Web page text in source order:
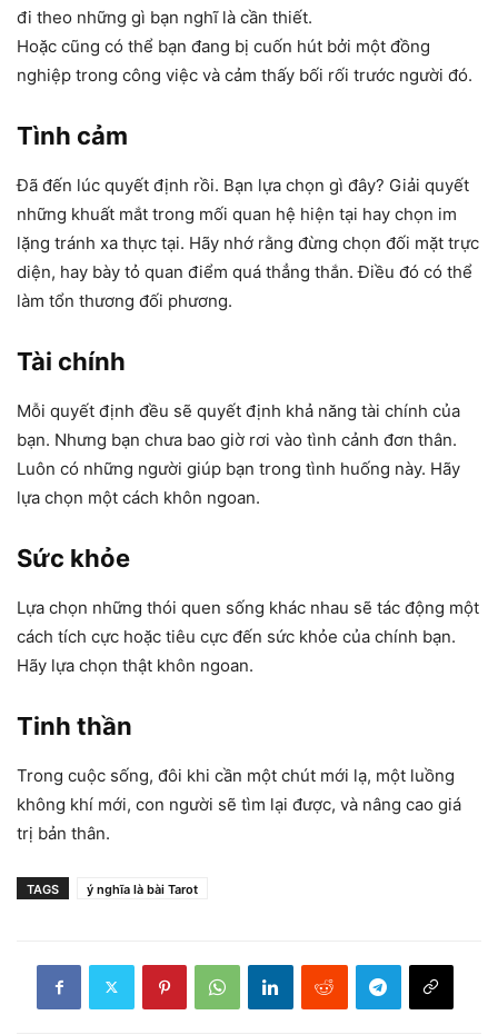
đi theo những gì bạn nghĩ là cần thiết.
Hoặc cũng có thể bạn đang bị cuốn hút bởi một đồng
nghiệp trong công việc và cảm thấy bối rối trước người đó.
Tình cảm
Đã đến lúc quyết định rồi. Bạn lựa chọn gì đây? Giải quyết
những khuất mắt trong mối quan hệ hiện tại hay chọn im
lặng tránh xa thực tại. Hãy nhớ rằng đừng chọn đối mặt trực
diện, hay bày tỏ quan điểm quá thẳng thắn. Điều đó có thể
làm tổn thương đối phương.
Tài chính
Mỗi quyết định đều sẽ quyết định khả năng tài chính của
bạn. Nhưng bạn chưa bao giờ rơi vào tình cảnh đơn thân.
Luôn có những người giúp bạn trong tình huống này. Hãy
lựa chọn một cách khôn ngoan.
Sức khỏe
Lựa chọn những thói quen sống khác nhau sẽ tác động một
cách tích cực hoặc tiêu cực đến sức khỏe của chính bạn.
Hãy lựa chọn thật khôn ngoan.
Tinh thần
Trong cuộc sống, đôi khi cần một chút mới lạ, một luồng
không khí mới, con người sẽ tìm lại được, và nâng cao giá
trị bản thân.
TAGS ý nghĩa là bài Tarot